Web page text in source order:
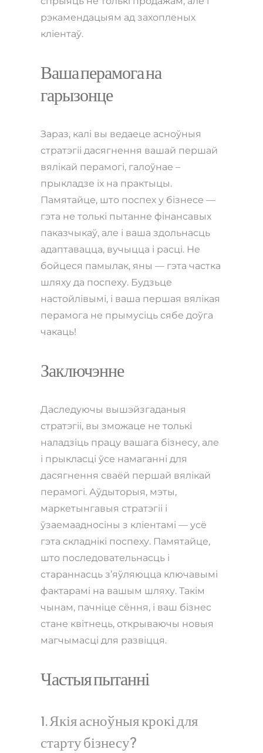
рэкамендацыям ад захопленых
кліентаў.
Ваша перамога на
гарызонце
Зараз, калі вы ведаеце асноўныя
стратэгіі дасягнення вашай першай
вялікай перамогі, галоўнае –
прыкладзе іх на практыцы.
Памятайце, што поспех у бізнесе —
гэта не толькі пытанне фінансавых
паказчыкаў, але і ваша здольнасць
адаптавацца, вучыцца і расці. Не
бойцеся памылак, яны — гэта частка
шляху да поспеху. Будзьце
настойлівымі, і ваша першая вялікая
перамога не прымусіць сябе доўга
чакаць!
Заключэнне
Даследуючы вышэйзгаданыя
стратэгіі, вы зможаце не толькі
наладзіць працу вашага бізнесу, але
і прыкласці ўсе намаганні для
дасягнення сваёй першай вялікай
перамогі. Аўдыторыя, мэты,
маркетынгавыя стратэгіі і
ўзаемаадносіны з кліентамі — усё
гэта складнікі поспеху. Памятайце,
што последовательнасць і
стараннасць з’яўляюцца ключавымі
фактарамі на вашым шляху. Такім
чынам, пачніце сёння, і ваш бізнес
стане квітнець, открываючы новыя
магчымасці для развіцця.
Частыя пытанні
1. Якія асноўныя крокі для
старту бізнесу?